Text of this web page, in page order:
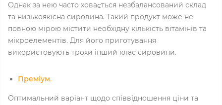
Однак за нею часто ховається незбалансований склад
та низькоякісна сировина. Такий продукт може не
повною мірою містити необхідну кількість вітамінів та
мікроелементів. Для його приготування
використовують трохи інший клас сировини.
Преміум.
Оптимальний варіант щодо співвідношення ціни та